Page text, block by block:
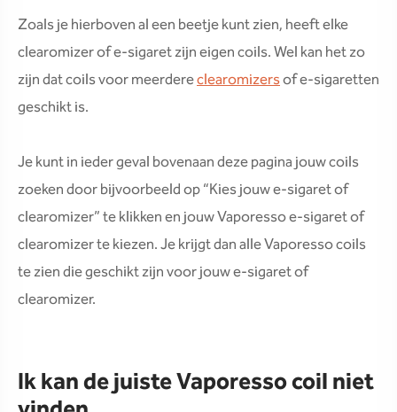
Zoals je hierboven al een beetje kunt zien, heeft elke
clearomizer of e-sigaret zijn eigen coils. Wel kan het zo
zijn dat coils voor meerdereclearomizersof e-sigaretten
geschikt is.
Je kunt in ieder geval bovenaan deze pagina jouw coils
zoeken door bijvoorbeeld op “Kies jouw e-sigaret of
clearomizer” te klikken en jouw Vaporesso e-sigaret of
clearomizer te kiezen. Je krijgt dan alle Vaporesso coils
te zien die geschikt zijn voor jouw e-sigaret of
clearomizer.
Ik kan de juiste Vaporesso coil niet